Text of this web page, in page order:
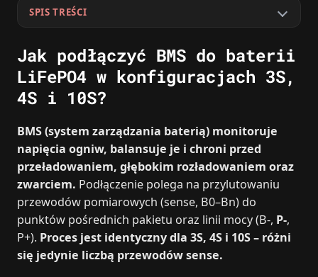
SPIS TREŚCI
Jak podłączyć BMS do baterii
LiFePO4 w konfiguracjach 3S,
4S i 10S?
BMS (system zarządzania baterią) monitoruje
napięcia ogniw, balansuje je i chroni przed
przeładowaniem, głębokim rozładowaniem oraz
zwarciem. Podłączenie polega na przylutowaniu
przewodów pomiarowych (sense, B0–Bn) do
punktów pośrednich pakietu oraz linii mocy (B-, P-,
P+). Proces jest identyczny dla 3S, 4S i 10S – różni
się jedynie liczbą przewodów sense.